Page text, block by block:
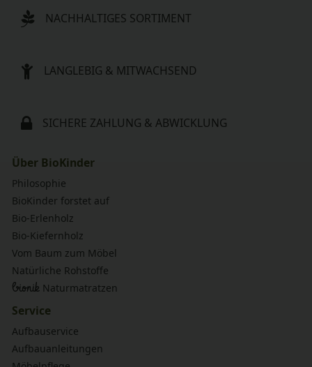
NACHHALTIGES SORTIMENT
LANGLEBIG & MITWACHSEND
SICHERE ZAHLUNG & ABWICKLUNG
Über BioKinder
Philosophie
BioKinder forstet auf
Bio-Erlenholz
Bio-Kiefernholz
Vom Baum zum Möbel
Natürliche Rohstoffe
bionik Naturmatratzen
Service
Aufbauservice
Aufbauanleitungen